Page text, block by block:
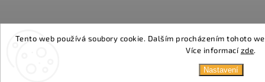
Tento web používá soubory cookie. Dalším procházením tohoto
Více informacízde.
Nastavení